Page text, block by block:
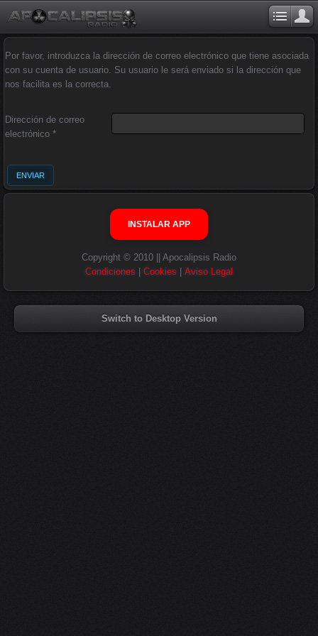
Por favor, introduzca la dirección de correo electrónico que tiene asociada
con su cuenta de usuario. Su usuario le será enviado si la dirección que
nos facilita es la correcta.
Dirección de correo
electrónico *
ENVIAR
INSTALAR APP
Copyright © 2010 || Apocalipsis Radio
Condiciones
Cookies Aviso Legal
Switch to Desktop Version